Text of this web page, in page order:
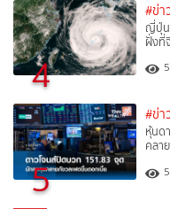
4
#ข่า
ญี่ปุ่น
ฝั่งที่
5
#ข่า
หุ้นด
คลา